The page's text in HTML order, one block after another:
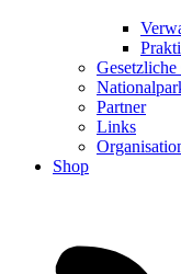
Partner
Links
Shop